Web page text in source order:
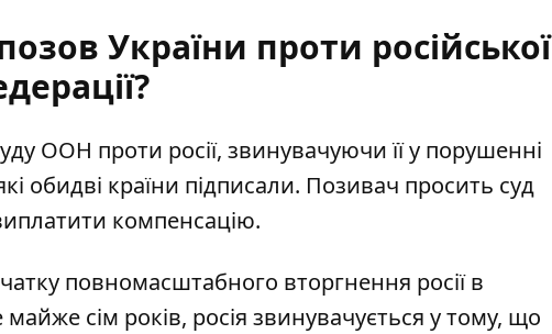
України проти російської
ООН проти росії, звинувачуючи її у порушенні
обидві країни підписали. Позивач просить суд
компенсацію.
повномасштабного вторгнення росії в
майже сім років, росія звинувачується у тому, що